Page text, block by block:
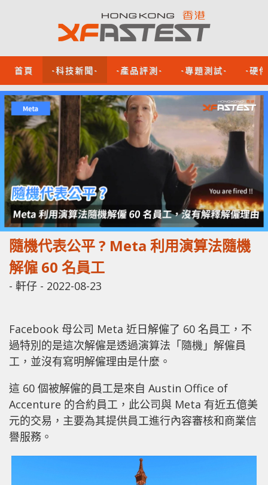
首頁 -科技新聞- -產品評測- -專題測試- -硬
隨機代表公平 ? Meta 利用演算法隨機
解僱 60 名員工
- 軒仔 - 2022-08-23
Facebook 母公司 Meta 近日解僱了 60 名員工，不
過特別的是這次解僱是透過演算法「隨機」解僱員
工，並沒有寫明解僱理由是什麼。
這 60 個被解僱的員工是來自 Austin Office of
Accenture 的合約員工，此公司與 Meta 有近五億美
元的交易，主要為其提供員工進行內容審核和商業信
譽服務。